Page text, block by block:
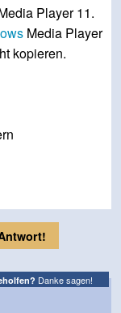
Player 11.
Media Player
kopieren.
Danke sagen!